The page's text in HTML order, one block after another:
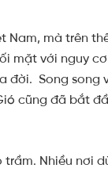
Nam, mà trên
mặt với nguy
đời. Song song
cũng đã bắt
Nhiều nơi